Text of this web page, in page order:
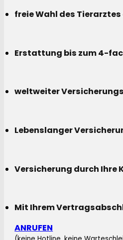
freie Wahl des
Erstattung bis zum 4-
weltweiter
Lebenslanger
Versicherung durch Ihre
Mit Ihrem
ANRUFEN